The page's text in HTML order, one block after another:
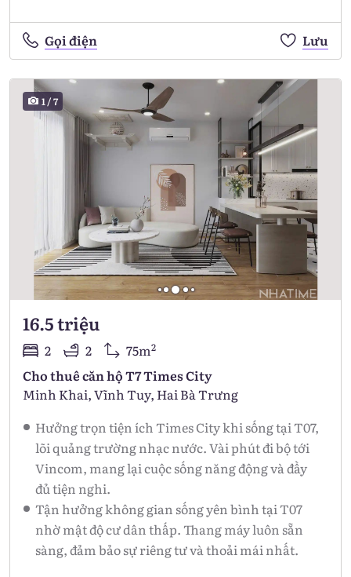
Gọi điện Lưu
1/7
16.5 triệu
2 2 75m2
Cho thuê căn hộ T7 Times City
Minh Khai, Vĩnh Tuy, Hai Bà Trưng
Hưởng trọn tiện ích Times City khi sống tại T07,
lõi quảng trường nhạc nước. Vài phút đi bộ tới
Vincom, mang lại cuộc sống năng động và đầy
đủ tiện nghi.
Tận hưởng không gian sống yên bình tại T07
nhờ mật độ cư dân thấp. Thang máy luôn sẵn
sàng, đảm bảo sự riêng tư và thoải mái nhất.